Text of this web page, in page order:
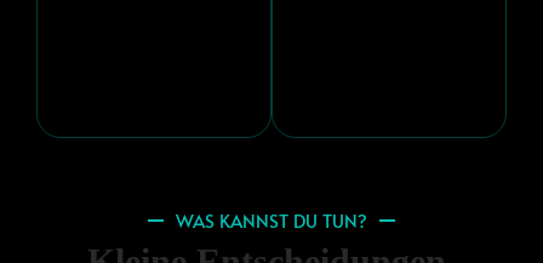
WAS KANNST DU TUN?